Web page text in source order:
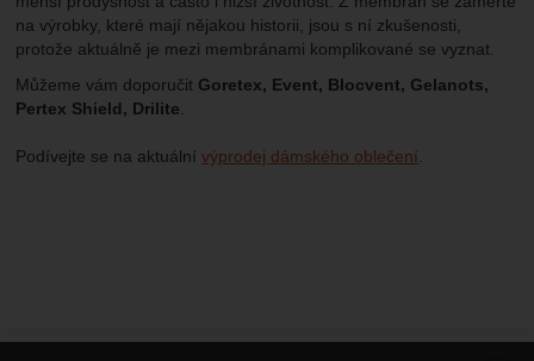
na výrobky, které mají nějakou historii, jsou s ní zkušenosti,
protože aktuálně je mezi membránami komplikované se vyznat.
Můžeme vám doporučit Goretex, Event, Blocvent, Gelanots,
Pertex Shield, Drilite.
Podívejte se na aktuálnívýprodej dámského oblečení.